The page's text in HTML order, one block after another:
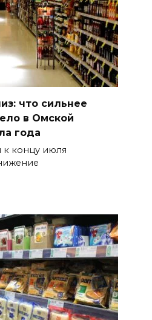
что сильнее
в Омской
года
к концу июля